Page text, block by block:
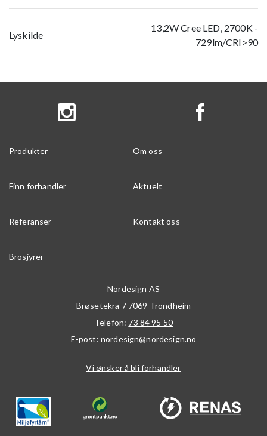
Lyskilde
13,2W Cree LED, 2700K -
729lm/CRI>90
Produkter Om oss
Finn forhandler Aktuelt
Referanser Kontakt oss
Brosjyrer
Nordesign AS
Brøsetekra 7 7069 Trondheim
Telefon: 73 84 95 50
E-post: nordesign@nordesign.no
Vi ønsker å bli forhandler